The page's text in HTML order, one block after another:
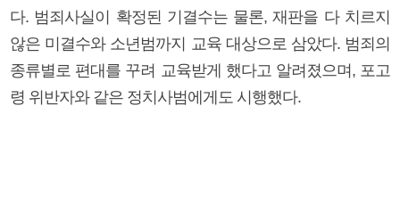
다. 범죄사실이 확정된 기결수는 물론, 재판을 다 치르지
않은 미결수와 소년범까지 교육 대상으로 삼았다. 범죄의
종류별로 편대를 꾸려 교육받게 했다고 알려졌으며, 포고
령 위반자와 같은 정치사범에게도 시행했다.